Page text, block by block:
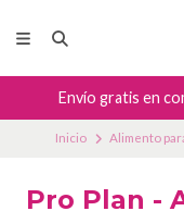
Envío gratis en
Inicio Alimento
Pro Plan -